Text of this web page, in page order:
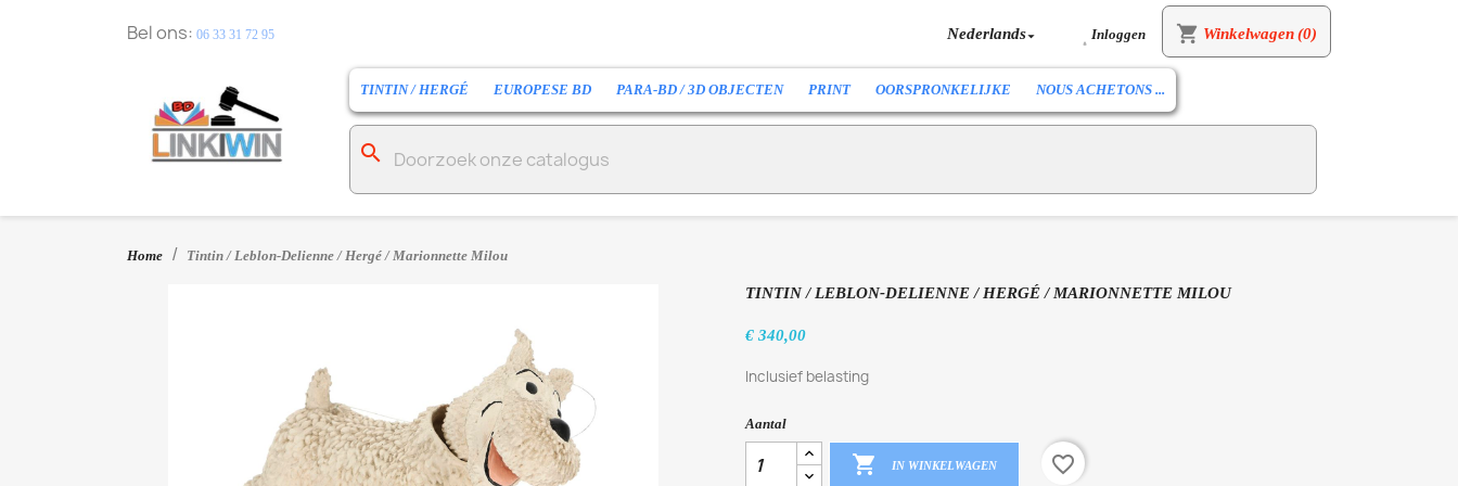
Bel ons: 06 33 31 72 95 Nederlands 
Inloggen shopping_cart Winkelwagen(0)
TINTIN / HERGÉ EUROPESE BD PARA-BD / 3D OBJECTEN PRINT OORSPRONKELIJKE NOUS ACHETONS ...
search
Home Tintin / Leblon-Delienne / Hergé / Marionnette Milou
TINTIN / LEBLON-DELIENNE / HERGÉ / MARIONNETTE MILOU
€ 340,00
Inclusief belasting
Aantal
 IN WINKELWAGEN favorite_border